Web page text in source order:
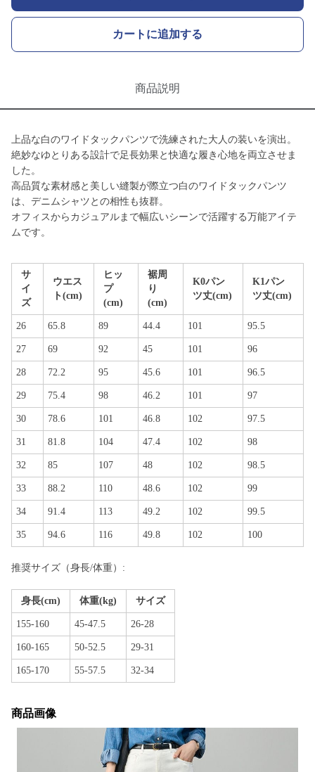
カートに追加する
商品説明
上品な白のワイドタックパンツで洗練された大人の装いを演出。
絶妙なゆとりある設計で足長効果と快適な履き心地を両立させま
した。
高品質な素材感と美しい縫製が際立つ白のワイドタックパンツ
は、デニムシャツとの相性も抜群。
オフィスからカジュアルまで幅広いシーンで活躍する万能アイテ
ムです。
サ
イ
ズ
ウエス
ト(cm)
ヒッ
プ
(cm)
裾周
り
(cm)
K0パン
ツ丈(cm)
K1パン
ツ丈(cm)
26 65.8 89 44.4 101 95.5
27 69 92 45 101 96
28 72.2 95 45.6 101 96.5
29 75.4 98 46.2 101 97
30 78.6 101 46.8 102 97.5
31 81.8 104 47.4 102 98
32 85 107 48 102 98.5
33 88.2 110 48.6 102 99
34 91.4 113 49.2 102 99.5
35 94.6 116 49.8 102 100
推奨サイズ（身長/体重）:
身長(cm) 体重(kg) サイズ
155-160 45-47.5 26-28
160-165 50-52.5 29-31
165-170 55-57.5 32-34
商品画像